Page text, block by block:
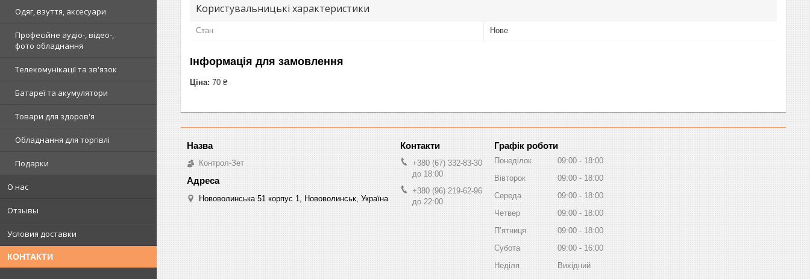
Одяг, взуття, аксесуари
Професійне аудіо-, відео-,
фото обладнання
Телекомунікації та зв'язок
Батареї та акумулятори
Товари для здоров'я
Обладнання для торгівлі
Подарки
О нас
Отзывы
Условия доставки
КОНТАКТИ
Користувальницькі характеристики
Стан Нове
Інформація для замовлення
Ціна: 70 ₴
Контрол-Зет
Нововолинська 51 корпус 1, Нововолинськ, Україна
+380 (67) 332-83-30
до 18:00
+380 (96) 219-62-96
до 22:00
Графік роботи
Понеділок 09:00
18:00
Вівторок
09:00
18:00
Середа
09:00
18:00
Четвер
09:00
18:00
Пʼятниця
09:00
18:00
Субота
09:00
16:00
Неділя
Вихідний